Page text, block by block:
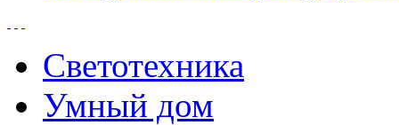
Светотехника
Умный дом